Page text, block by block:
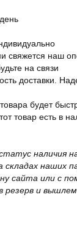
свяжется наш
на связи
доставки.
будет
товар есть в
сайта или
и